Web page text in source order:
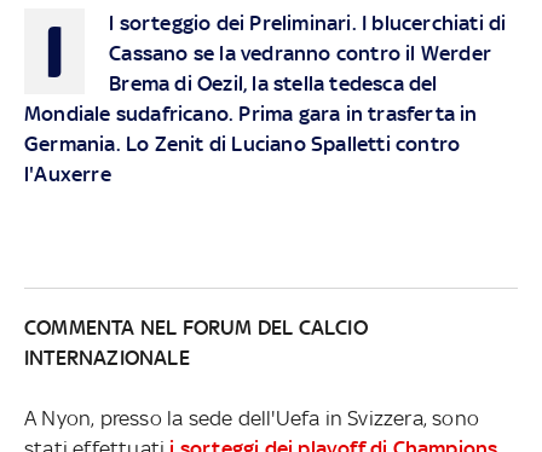
I
l sorteggio dei Preliminari. I blucerchiati di
Cassano se la vedranno contro il Werder
Brema di Oezil, la stella tedesca del
Mondiale sudafricano. Prima gara in trasferta in
Germania. Lo Zenit di Luciano Spalletti contro
l'Auxerre
COMMENTA NEL FORUM DEL CALCIO
INTERNAZIONALE
A Nyon, presso la sede dell'Uefa in Svizzera, sono